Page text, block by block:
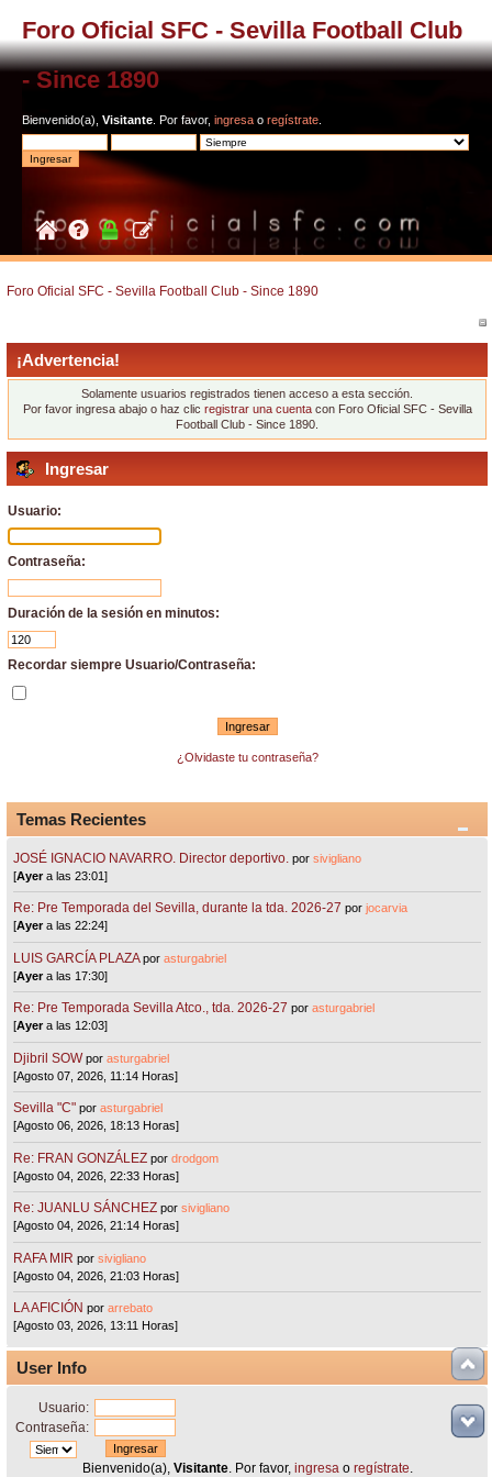
Foro Oficial SFC - Sevilla Football Club
- Since 1890
Bienvenido(a), Visitante . Por favor, ingresa o regístrate
Foro Oficial SFC - Sevilla Football Club - Since 1890
¡Advertencia!
Solamente usuarios registrados tienen acceso a esta sección.
Por favor ingresa abajo o haz clic registrar una cuentacon Foro Oficial SFC - Sevilla
Football Club - Since 1890.
Ingresar
Usuario:
Contraseña:
Duración de la sesión en minutos:
Recordar siempre Usuario/Contraseña:
¿Olvidaste tu contraseña?
Temas Recientes
JOSÉ IGNACIO NAVARRO. Director deportivo. porsivigliano
[Ayera las 23:01]
Re: Pre Temporada del Sevilla, durante la tda. 2026-27 porjocarvia
[Ayera las 22:24]
LUIS GARCÍA PLAZA porasturgabriel
[Ayera las 17:30]
Re: Pre Temporada Sevilla Atco., tda. 2026-27 porasturgabriel
[Ayera las 12:03]
Djibril SOW porasturgabriel
[Agosto 07, 2026, 11:14 Horas]
Sevilla "C"porasturgabriel
[Agosto 06, 2026, 18:13 Horas]
Re: FRAN GONZÁLEZ pordrodgom
[Agosto 04, 2026, 22:33 Horas]
Re: JUANLU SÁNCHEZ porsivigliano
[Agosto 04, 2026, 21:14 Horas]
RAFA MIR porsivigliano
[Agosto 04, 2026, 21:03 Horas]
LA AFICIÓN porarrebato
[Agosto 03, 2026, 13:11 Horas]
User Info
Usuario:
Contraseña:
Bienvenido(a), Visitante. Por favor, ingresao regístrate.